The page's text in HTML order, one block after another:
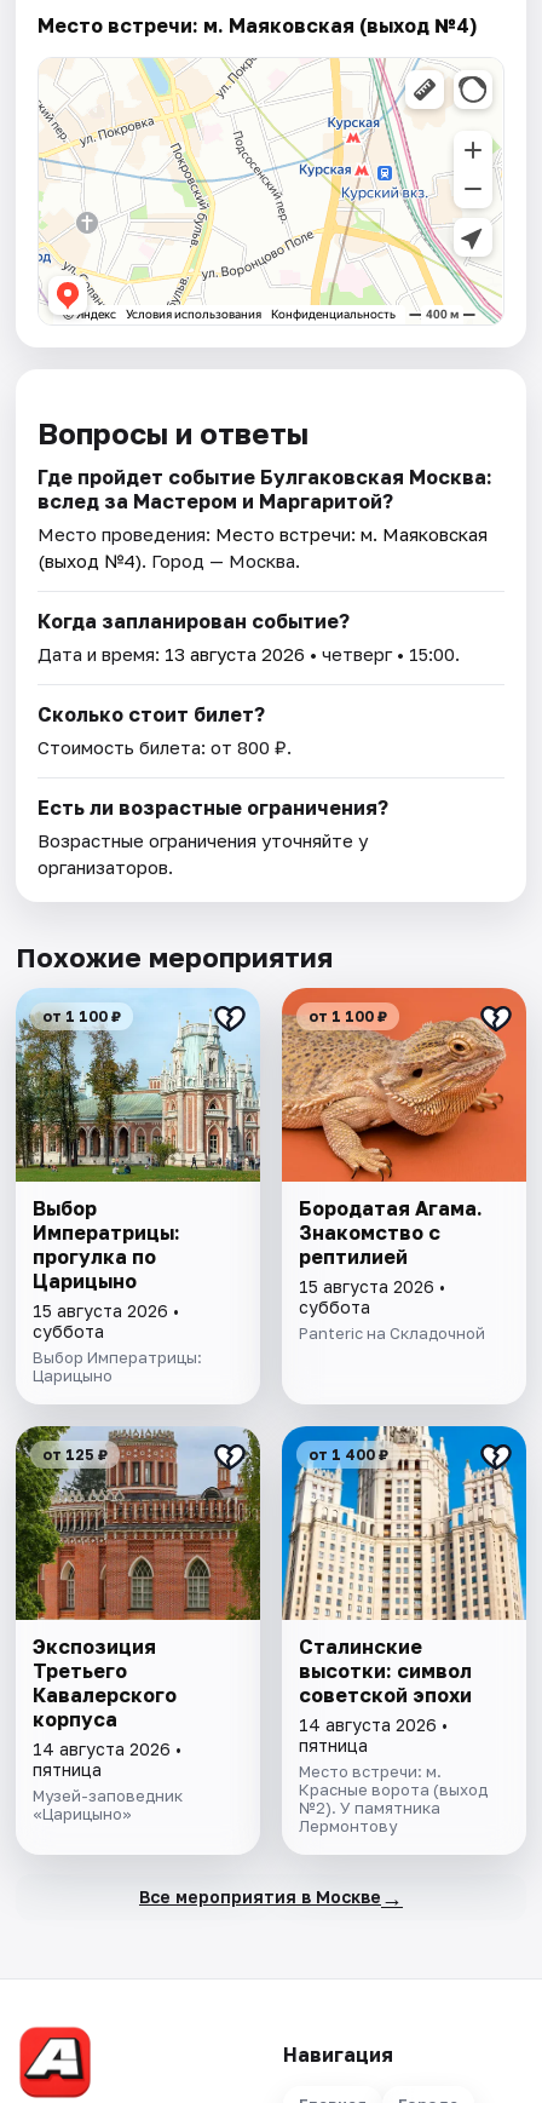
Место встречи: м. Маяковская (выход №4)
Вопросы и ответы
Где пройдет событие Булгаковская Москва:
вслед за Мастером и Маргаритой?
Место проведения: Место встречи: м. Маяковская
(выход №4) . Город — Москва.
Когда запланирован событие?
Дата и время: 13 августа 2026 • четверг • 15:00.
Сколько стоит билет?
Стоимость билета: от 800 ₽.
Есть ли возрастные ограничения?
Возрастные ограничения уточняйте у
организаторов.
Похожие мероприятия
от 1 100 ₽
Выбор
Императрицы:
прогулка по
Царицыно
15 августа 2026 •
суббота
Выбор Императрицы:
Царицыно
от 1 100 ₽
Бородатая Агама.
Знакомство с
рептилией
15 августа 2026 •
суббота
Panteric на Складочной
от 125 ₽
Экспозиция
Третьего
Кавалерского
корпуса
14 августа 2026 •
пятница
Музей-заповедник
«Царицыно»
от 1 400 ₽
Сталинские
высотки: символ
советской эпохи
14 августа 2026 •
пятница
Место встречи: м.
Красные ворота (выход
№2). У памятника
Лермонтову
Все мероприятия в Москве →
Навигация